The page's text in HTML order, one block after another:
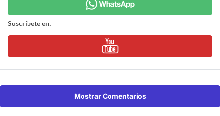
Suscríbete en:
Mostrar Comentarios